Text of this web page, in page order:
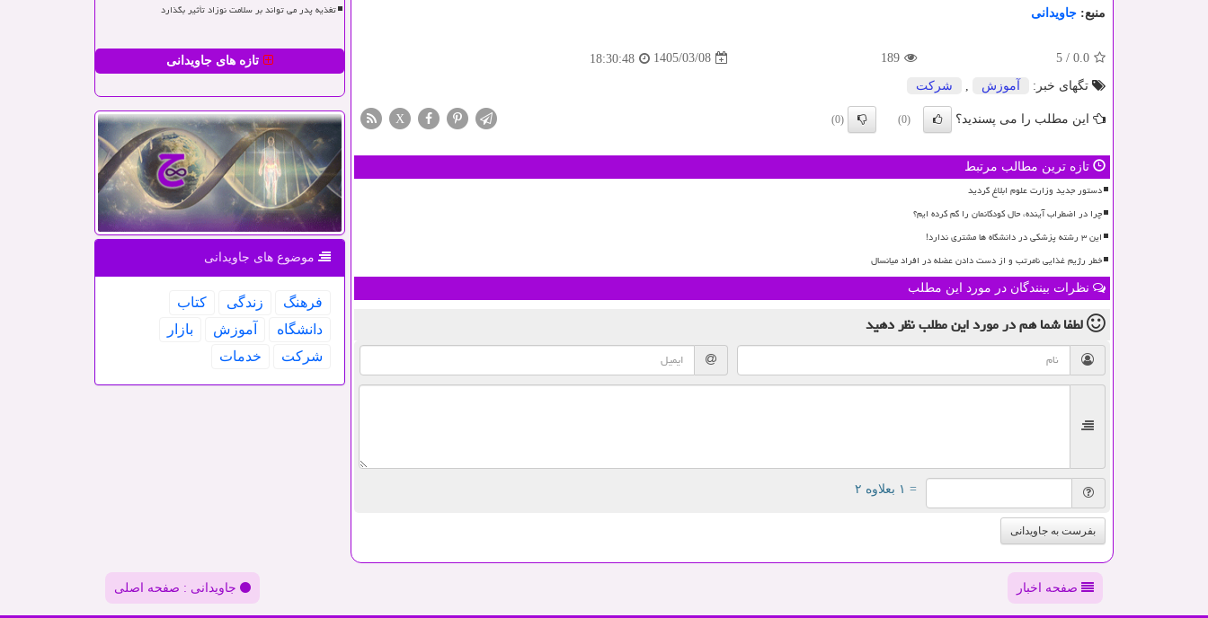
منبع: جاویدانی
0.0
/
5
189
1405/03/08
18:30:48
تگهای خبر:
آموزش شركت
این مطلب را می پسندید؟ (0)
(0)
X
تازه ترین مطالب مرتبط
دستور جدید وزارت علوم ابلاغ گردید
چرا در اضطراب آینده، حال کودکانمان را گم کرده ایم؟
این ۳ رشته پزشکی در دانشگاه ها مشتری ندارد!
خطر رژیم غذایی نامرتب و از دست دادن عضله در افراد میانسال
نظرات بینندگان در مورد این مطلب
لطفا شما همدر مورد این مطلبنظر دهید
= ۱ بعلاوه ۲
بفرست به جاویدانی
تغذیه پدر می تواند بر سلامت نوزاد تأثیر بگذارد
تازه های جاویدانی
موضوع های جاویدانی
فرهنگ زندگی
كتاب
دانشگاه
آموزش
بازار
شركت
خدمات
صفحه اخبار جاویدانی : صفحه اصلی